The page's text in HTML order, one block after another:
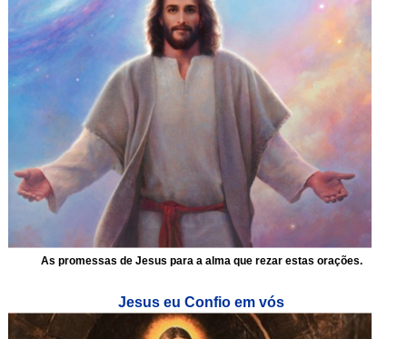
As promessas de Jesus para a alma que rezar estas orações.
Jesus eu Confio em vós